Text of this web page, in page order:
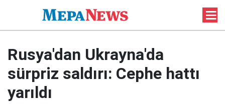
Rusya'dan Ukrayna'da
sürpriz saldırı: Cephe hattı
yarıldı